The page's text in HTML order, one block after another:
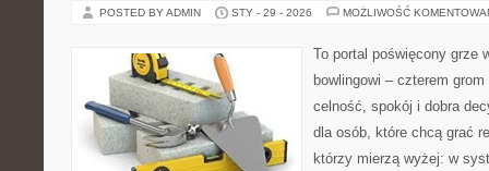
POSTED BY ADMIN STY - 29 - 2026 MOŻLIWOŚĆ
To portal poświęcony grze
bowlingowi – czterem
celność, spokój i dobra
dla osób, które chcą grać
którzy mierzą wyżej: w